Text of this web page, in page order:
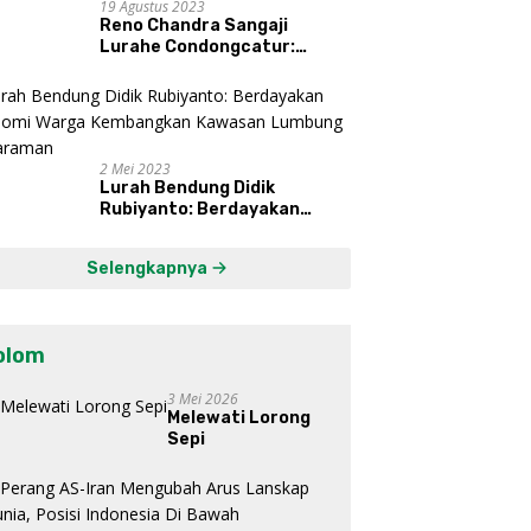
19 Agustus 2023
Reno Chandra Sangaji
Lurahe Condongcatur:
Proses, Dengarkan Suara
Masyarakat, dan Syukuri
Hasil
2 Mei 2023
Lurah Bendung Didik
Rubiyanto: Berdayakan
Mataraman
Selengkapnya
3 Mei 2026
Melewati Lorong
Sepi